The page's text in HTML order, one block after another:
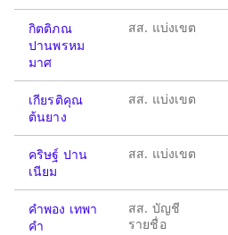
กิตติภณ
ปานพรหม
มาศ
สส. แบ่งเขต
เกียรติคุณ
ต้นยาง
สส. แบ่งเขต
คริษฐ์ ปาน
เนียม
สส. แบ่งเขต
คำพอง เทพา
คำ
สส. บัญชี
รายชื่อ